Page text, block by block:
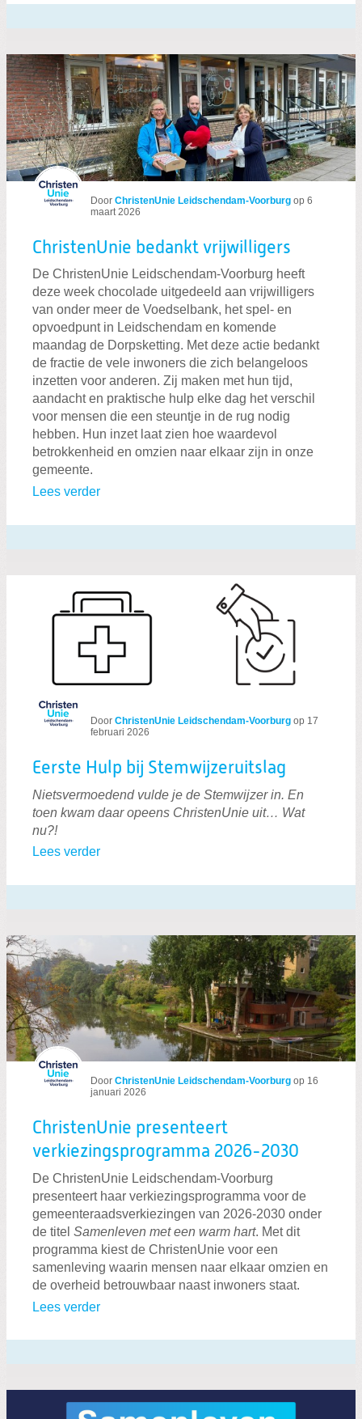
Door ChristenUnie Leidschendam-Voorburg op 6
maart 2026
ChristenUnie bedankt vrijwilligers
De ChristenUnie Leidschendam-Voorburg heeft
deze week chocolade uitgedeeld aan vrijwilligers
van onder meer de Voedselbank, het spel- en
opvoedpunt in Leidschendam en komende
maandag de Dorpsketting. Met deze actie bedankt
de fractie de vele inwoners die zich belangeloos
inzetten voor anderen. Zij maken met hun tijd,
aandacht en praktische hulp elke dag het verschil
voor mensen die een steuntje in de rug nodig
hebben. Hun inzet laat zien hoe waardevol
betrokkenheid en omzien naar elkaar zijn in onze
gemeente.
Lees verder
Door ChristenUnie Leidschendam-Voorburg op 17
februari 2026
Eerste Hulp bij Stemwijzeruitslag
Nietsvermoedend vulde je de Stemwijzer in. En
toen kwam daar opeens ChristenUnie uit… Wat
nu?!
Lees verder
Door ChristenUnie Leidschendam-Voorburg op 16
januari 2026
ChristenUnie presenteert
verkiezingsprogramma 2026-2030
De ChristenUnie Leidschendam-Voorburg
presenteert haar verkiezingsprogramma voor de
gemeenteraadsverkiezingen van 2026-2030 onder
de titel Samenleven met een warm hart. Met dit
programma kiest de ChristenUnie voor een
samenleving waarin mensen naar elkaar omzien en
de overheid betrouwbaar naast inwoners staat.
Lees verder